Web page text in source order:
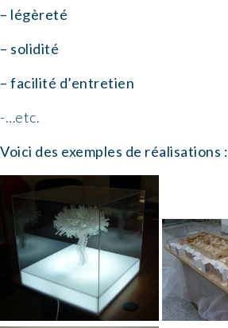
– légèreté
– solidité
– facilité d’entretien
-…etc.
Voici des exemples de réalisations :